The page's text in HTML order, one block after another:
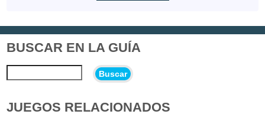
BUSCAR EN LA GUÍA
Buscar
JUEGOS RELACIONADOS